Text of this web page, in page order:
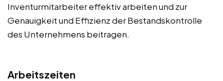
Inventurmitarbeiter effektiv arbeiten und zur
Genauigkeit und Effizienz der Bestandskontrolle
des Unternehmens beitragen.
Arbeitszeiten